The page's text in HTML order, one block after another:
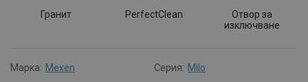
Гранит PerfectClean
Отвор за
изключване
Марка: Mexen Серия: Milo